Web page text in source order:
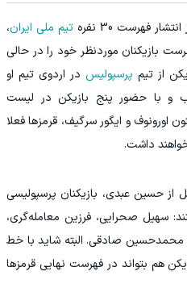
فهرست 30 نفره تیم ملی ایران،
بازیکنان موردنظر خود را در حالی
از تیم پرسپولیس در اردوی تیم او
و با حضور پنج بازیکن در لیست
اورونوف و ایگور سرگیف، قرمزها فعلا
از حسین عبدی، بازیکنان پرسپولیسی
سهیل صحرایی، فرزین معامله‌گری،
و محمدحسین صادقی. البته شاید با خط
هم بتواند در فهرست نهایی قرمزها